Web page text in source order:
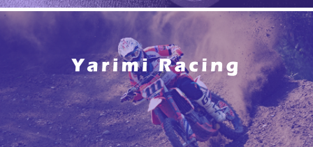
עבור לסיפור ההצלחה